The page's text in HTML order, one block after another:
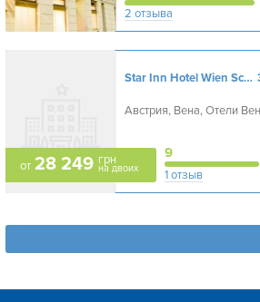
2 отзыва
от 28 249 грн
на двоих
Star Inn Hotel Wien Schonbrunn
Австрия, Вена, Отели
9
1 отзыв